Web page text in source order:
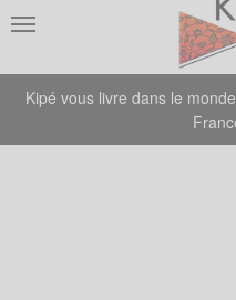
Kipé vous livre dans le